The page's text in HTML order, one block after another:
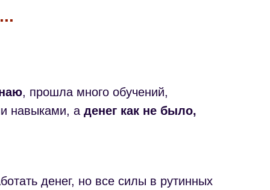
, прошла много обучений,
навыками, а денег как не было,
денег, но все силы в рутинных